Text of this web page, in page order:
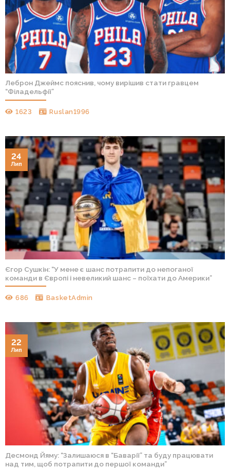
Леброн Джеймс пояснив, чому вирішив стати гравцем
“Філадельфії”
1623 Ruslan1996
Єгор Сушкін: “У мене є шанс потрапити до непоганої
команди в Європі і невеликий шанс – поїхати до Америки”
686 BasketAdmin
24
Лип
Десмонд Йяму: “Залишаюся в “Баварії” та буду працювати
над тим, щоб потрапити до першої команди”
22
Лип